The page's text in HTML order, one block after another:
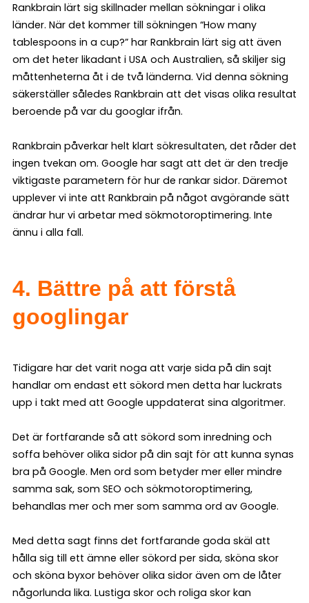
Rankbrain lärt sig skillnader mellan sökningar i olika
länder. När det kommer till sökningen “How many
tablespoons in a cup?” har Rankbrain lärt sig att även
om det heter likadant i USA och Australien, så skiljer sig
måttenheterna åt i de två länderna. Vid denna sökning
säkerställer således Rankbrain att det visas olika resultat
beroende på var du googlar ifrån.
Rankbrain påverkar helt klart sökresultaten, det råder det
ingen tvekan om. Google har sagt att det är den tredje
viktigaste parametern för hur de rankar sidor. Däremot
upplever vi inte att Rankbrain på något avgörande sätt
ändrar hur vi arbetar med sökmotoroptimering. Inte
ännu i alla fall.
4. Bättre på att förstå
googlingar
Tidigare har det varit noga att varje sida på din sajt
handlar om endast ett sökord men detta har luckrats
upp i takt med att Google uppdaterat sina algoritmer.
Det är fortfarande så att sökord som inredning och
soffa behöver olika sidor på din sajt för att kunna synas
bra på Google. Men ord som betyder mer eller mindre
samma sak, som SEO och sökmotoroptimering,
behandlas mer och mer som samma ord av Google.
Med detta sagt finns det fortfarande goda skäl att
hålla sig till ett ämne eller sökord per sida, sköna skor
och sköna byxor behöver olika sidor även om de låter
någorlunda lika. Lustiga skor och roliga skor kan